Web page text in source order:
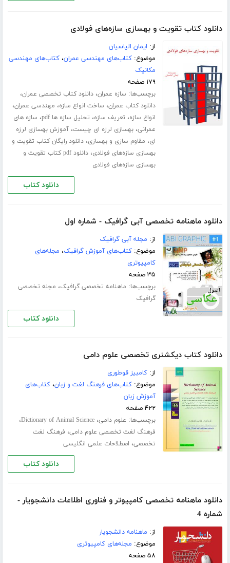
دانلود کتاب تقویت و بهسازی سازه‌های فولادی
از: ایمان الیاسیان
موضوع:کتاب‌های مهندسی عمران،کتاب‌های مهندسی
مکانیک
۱۷۹ صفحه
برچسب‌ها: سازه عمران،دانلود کتاب تخصصی عمران،
دانلود کتاب عمران، ساخت انواع سازه، مهندسی عمران،
انواع سازه، تعریف سازه، تحلیل سازه ها pdf ، سازه های
عمرانی،بهسازی لرزه ای چیست،آموزش بهسازی لرزه
ای، مقاوم سازی و بهسازی،دانلود رایگان کتاب تقویت و
بهسازی سازه‌های فولادی،
دانلود pdf کتاب تقویت و
بهسازی سازه‌های فولادی
دانلود کتاب
دانلود ماهنامه تخصصی آبی گرافیک - شماره اول
از: مجله آبی گرافیک
موضوع:کتاب‌های آموزش گرافیک، مجله‌های
کامپیوتری
۳۵ صفحه
برچسب‌ها: ماهنامه تخصصی گرافیک، مجله تخصصی
گرافیک
دانلود کتاب
دانلود کتاب دیکشنری تخصصی علوم دامی
از:کامبیز قوطوری
موضوع:کتاب‌های فرهنگ لغت و زبان،کتاب‌های
آموزش زبان
۴۲۲ صفحه
برچسب‌ها: علوم دامی،Dictionary of Animal Science،
فرهنگ لغت تخصصی علوم دامی، فرهنگ لغت
تخصصی، اصطلاحات علمی انگلیسی
دانلود کتاب
دانلود ماهنامه تخصصی کامپیوتر و فناوری اطلاعات دانشجویار -
شماره 4
از: ماهنامه دانشجویار
موضوع: مجله‌های کامپیوتری
۵۸ صفحه